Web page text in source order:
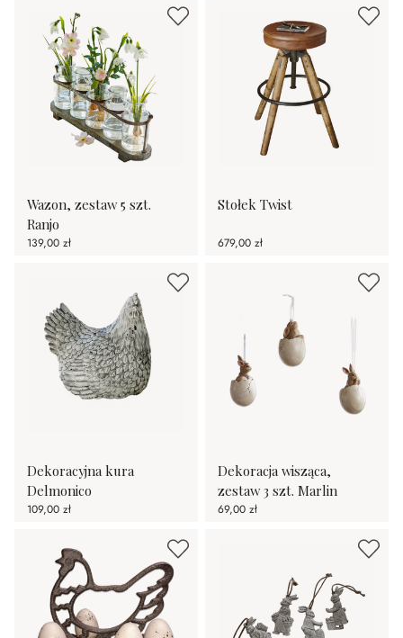
Wazon, zestaw 5 szt.
Ranjo
139,00 zł
Stołek Twist
679,00 zł
Dekoracyjna kura
Delmonico
109,00 zł
Dekoracja wisząca,
zestaw 3 szt. Marlin
69,00 zł